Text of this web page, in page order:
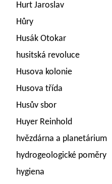
Hurt Jaroslav
Hůry
Husák Otokar
husitská revoluce
Husova kolonie
Husova třída
Husův sbor
Huyer Reinhold
hvězdárna a planetárium
hydrogeologické poměry
hygiena